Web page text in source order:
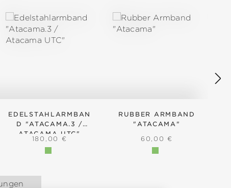
EDELSTAHLARMBAN
D "ATACAMA.3 /
ATACAMA UTC"
REGULÄRER PREIS:
180,00 €
RUBBER ARMBAND
"ATACAMA"
REGULÄRER PREIS:
60,00 €